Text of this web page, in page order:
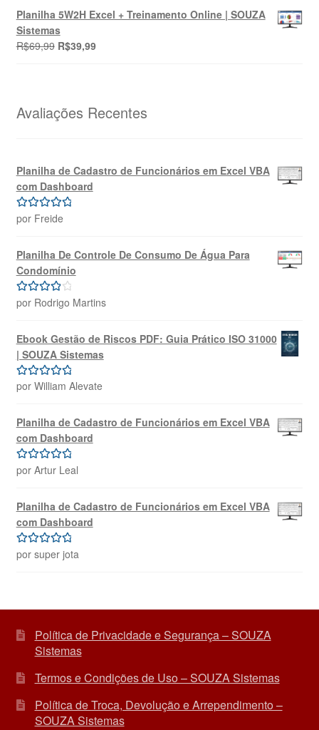
original
era:
R$69,99.
atual
é:
Planilha 5W2H Excel + Treinamento Online | SOUZA
Sistemas
R$69,99 O
R$69,99.
R$39,99O
R$39,99.
Avaliações Recentes
Planilha de Cadastro de Funcionários em Excel VBA
com Dashboard
Avaliação5
por Freide
Planilha De Controle De Consumo De Água Para
Condomínio
Avaliação
por Rodrigo Martins
Ebook Gestão de Riscos PDF: Guia Prático ISO 31000
| SOUZA Sistemas
Avaliação5
por William Alevate
Planilha de Cadastro de Funcionários em Excel VBA
com Dashboard
Avaliação 5
por Artur Leal
Planilha de Cadastro de Funcionários em Excel VBA
com Dashboard
Avaliação5
por super jota
Política de Privacidade e Segurança – SOUZA
Sistemas
Termos e Condições de Uso – SOUZA Sistemas
Política de Troca, Devolução e Arrependimento –
SOUZA Sistemas